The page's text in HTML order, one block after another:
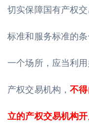
切实保障国有产权
标准和服务标准的
一个场所，应当利
产权交易机构，不
立的产权交易机构